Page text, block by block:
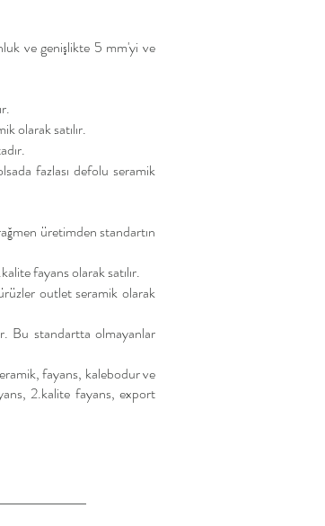
ve genişlikte 5 mm'yi ve
olarak satılır.
fazlası defolu seramik
üretimden standartın
fayans olarak satılır.
outlet seramik olarak
Bu standartta olmayanlar
fayans, kalebodur ve
2.kalite fayans, export